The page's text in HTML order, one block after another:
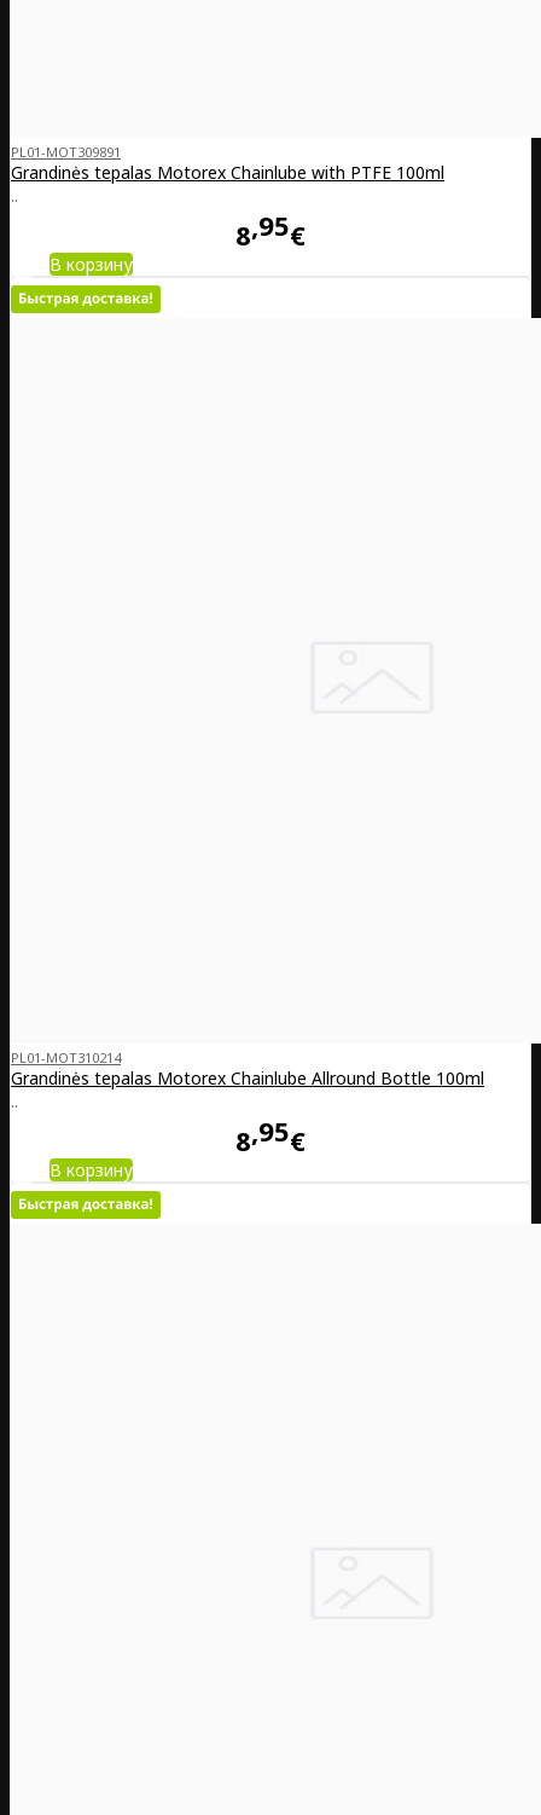
PL01-MOT309891
Grandinės tepalas Motorex Chainlube with PTFE 100ml
..
8 95€
В корзину
PL01-MOT310214
Grandinės tepalas Motorex Chainlube Allround Bottle 100ml
..
8 95€
В корзину